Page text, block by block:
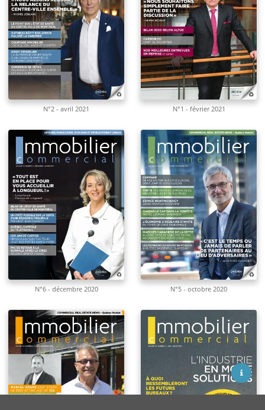
N°2 - avril 2021 N°1 - février 2021
N°6 - décembre 2020 N°5 - octobre 2020